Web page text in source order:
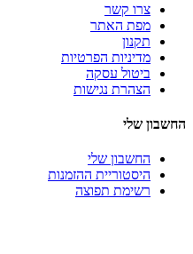
צרו קשר
מפת האתר
תקנון
מדיניות הפרטיות
ביטול עסקה
הצהרת נגישות
החשבון שלי
החשבון שלי
היסטוריית ההזמנות
רשימת תפוצה